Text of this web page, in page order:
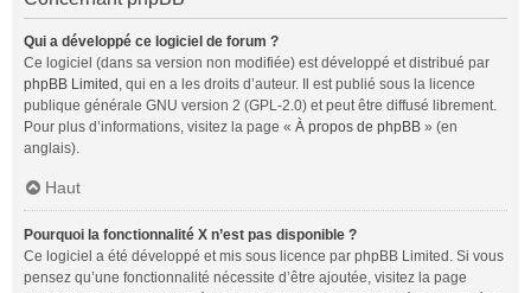
Qui a développé ce logiciel de forum ?
Ce logiciel (dans sa version non modifiée) est développé et distribué par
phpBB Limited , qui en a les droits d’auteur. Il est publié sous la licence
publique générale GNU version 2 (GPL-2.0) et peut être diffusé librement.
Pour plus d’informations, visitez la page « À propos de phpBB » (en
anglais).
Haut
Pourquoi la fonctionnalité X n’est pas disponible ?
Ce logiciel a été développé et mis sous licence par phpBB Limited. Si vous
pensez qu’une fonctionnalité nécessite d’être ajoutée, visitez la page